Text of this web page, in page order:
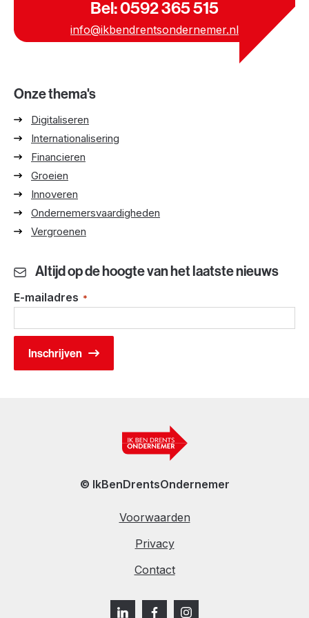
Bel: 0592 365 515
info@ikbendrentsondernemer.nl
Onze thema's
Digitaliseren
Internationalisering
Financieren
Groeien
Innoveren
Ondernemersvaardigheden
Vergroenen
Altijd op de hoogte van het laatste nieuws
E-mailadres *
© IkBenDrentsOndernemer
Voorwaarden
Privacy
Contact